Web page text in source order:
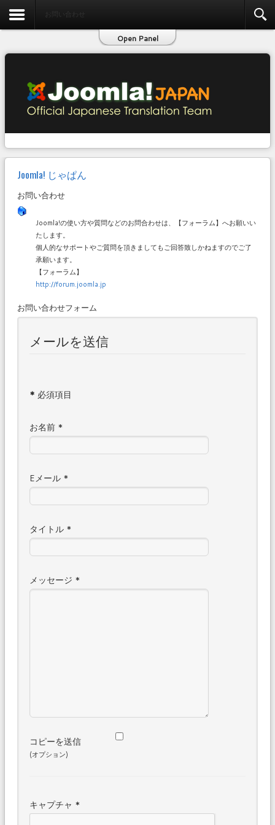
お問い合わせ
Open Panel
Joomla! じゃぱん
お問い合わせ
Joomla!の使い方や質問などのお問合わせは、【フォーラム】へお願いい
たします。
個人的なサポートやご質問を頂きましてもご回答致しかねますのでご了
承願います。
【フォーラム】
http://forum.joomla.jp
お問い合わせフォーム
メールを送信
* 必須項目
お名前 *
Eメール *
タイトル *
メッセージ *
コピーを送信
(オプション)
キャプチャ *